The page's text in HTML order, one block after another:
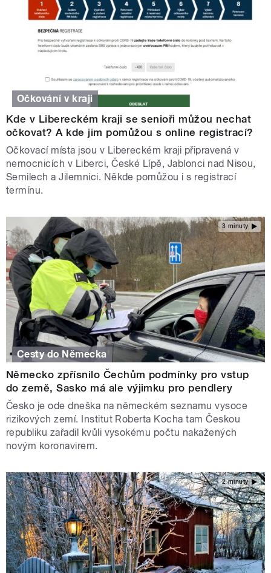
Očkování v kraji
Kde v Libereckém kraji se senioři můžou nechat
očkovat? A kde jim pomůžou s online registrací?
Očkovací místa jsou v Libereckém kraji připravená v
nemocnicích v Liberci, České Lípě, Jablonci nad Nisou,
Semilech a Jilemnici. Někde pomůžou i s registrací
termínu.
3 minuty
Cesty do Německa
Německo zpřísnilo Čechům podmínky pro vstup
do země, Sasko má ale výjimku pro pendlery
Česko je ode dneška na německém seznamu vysoce
rizikových zemí. Institut Roberta Kocha tam Českou
republiku zařadil kvůli vysokému počtu nakažených
novým koronavirem.
2 minuty